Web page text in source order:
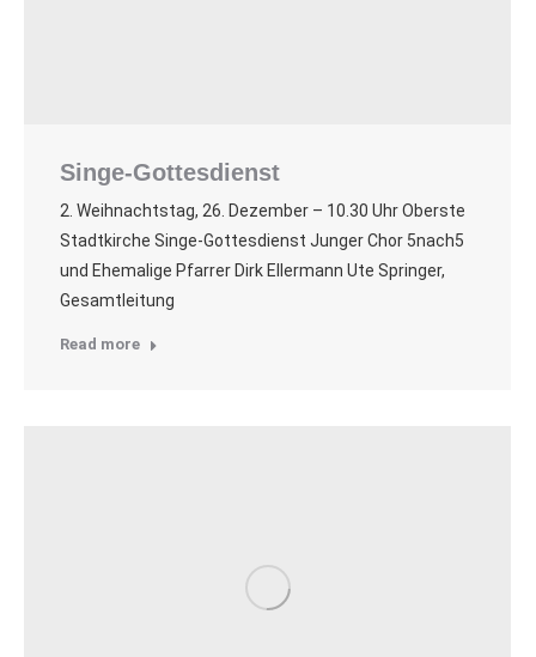
Singe-Gottesdienst
2. Weihnachtstag, 26. Dezember – 10.30 Uhr Oberste
Stadtkirche Singe-Gottesdienst Junger Chor 5nach5
und Ehemalige Pfarrer Dirk Ellermann Ute Springer,
Gesamtleitung
Read more